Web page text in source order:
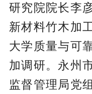
研究院院长李
新材料竹木加
大学质量与可
加调研。永州
监督管理局党